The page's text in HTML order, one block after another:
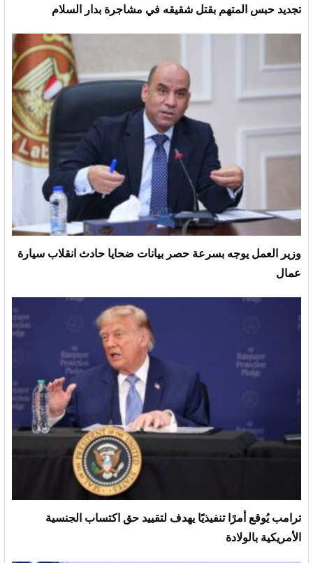
تجديد حبس المتهم بقتل شقيقه في مشاجرة بدار السلام
وزير العمل يوجه بسرعة حصر بيانات ضحايا حادث انقلاب سيارة
عمال
ترامب يُوقع أمرًا تنفيذيًا يهدف لتقييد حق اكتساب الجنسية
الأمريكية بالولادة